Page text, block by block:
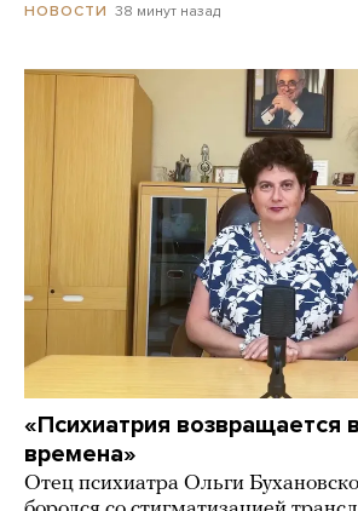
НОВОСТИ 38 минут назад
«Психиатрия возвращается
времена»
Отец психиатра Ольги